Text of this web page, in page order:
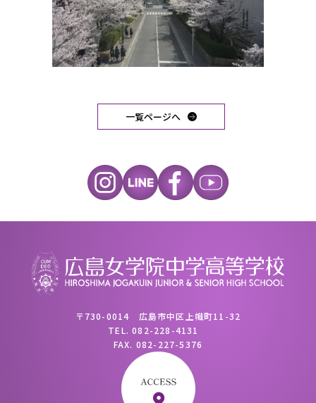
一覧ページへ
〒730-0014 広島市中区上幟町11-32
TEL.082-228-4131
FAX. 082-227-5376